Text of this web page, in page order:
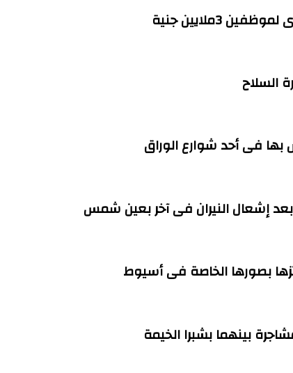
جنية
إشعال النيران فى آخر بعين شمس
بصورها الخاصة فى أسيوط
بينهما بشبرا الخيمة